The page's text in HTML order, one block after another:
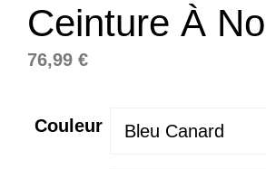
Ceinture À
76,99 €
Couleur